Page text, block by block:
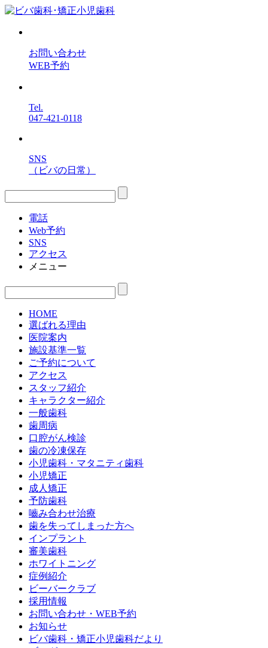
お問い合わせ
WEB予約
Tel.
047-421-0118
SNS
（ビバの日常）
電話
Web予約
SNS
アクセス
メニュー
HOME
選ばれる理由
医院案内
施設基準一覧
ご予約について
アクセス
スタッフ紹介
キャラクター紹介
一般歯科
歯周病
口腔がん検診
歯の冷凍保存
小児歯科・マタニティ歯科
小児矯正
成人矯正
予防歯科
嚙み合わせ治療
歯を失ってしまった方へ
インプラント
審美歯科
ホワイトニング
症例紹介
ビーバークラブ
採用情報
お問い合わせ・WEB予約
お知らせ
ビバ歯科・矯正小児歯科だより